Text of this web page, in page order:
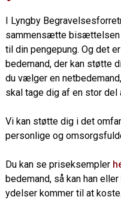
I Lyngby
sammensætte bisættelsen
til din pengepung. Og det
bedemand, der kan støtte
du vælger en
skal tage dig af en stor del
Vi kan støtte dig i det
personlige og
Du kan se priseksempler
bedemand, så kan han
ydelser kommer til at koste.